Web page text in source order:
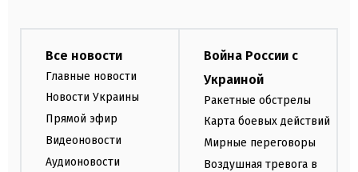
Все новости
Главные новости
Новости Украины
Прямой эфир
Видеоновости
Аудионовости
Война России с
Украиной
Ракетные обстрелы
Карта боевых действий
Мирные переговоры
Воздушная тревога в